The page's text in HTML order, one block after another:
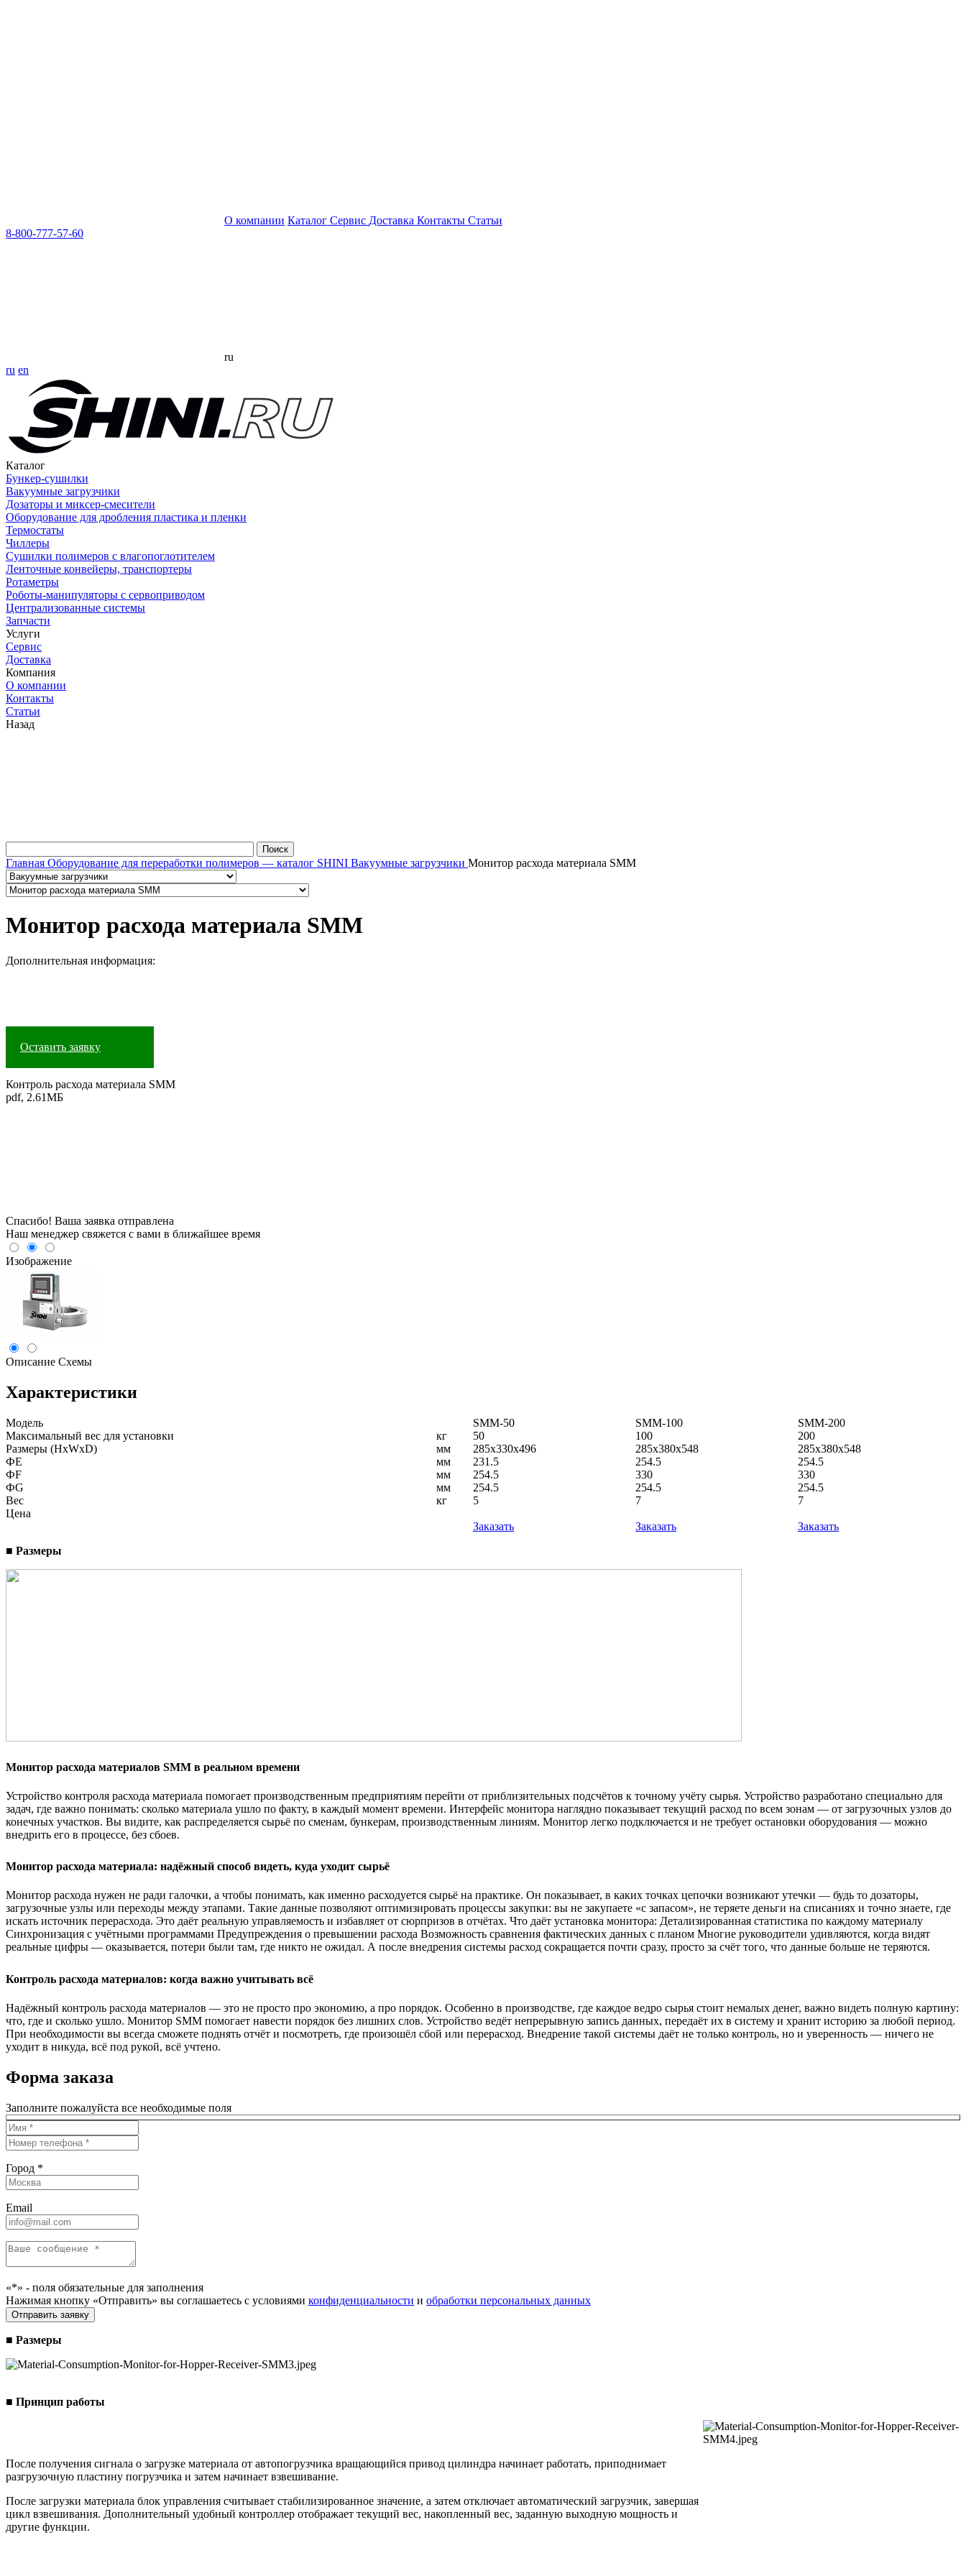
О компании Каталог Сервис Доставка Контакты Статьи
8-800-777-57-60
ru
ru en
Каталог
Бункер-сушилки
Вакуумные загрузчики
Дозаторы и миксер-смесители
Оборудование для дробления пластика и пленки
Термостаты
Чиллеры
Сушилки полимеров с влагопоглотителем
Ленточные конвейеры, транспортеры
Ротаметры
Роботы-манипуляторы с сервоприводом
Централизованные системы
Запчасти
Услуги
Сервис
Доставка
Компания
О компании
Контакты
Статьи
Назад
Главная Оборудование для переработки полимеров — каталог SHINI Вакуумные загрузчики Монитор расхода материала SMM
Монитор расхода материала SMM
Дополнительная информация:
Оставить заявку
Контроль расхода материала SMM
pdf, 2.61МБ
Спасибо! Ваша заявка отправлена
Наш менеджер свяжется с вами в ближайшее время
Изображение
Описание Схемы
Характеристики
Модель SMM-50 SMM-100
SMM-200
Максимальный вес для установки
кг 50 100
200
Размеры (HxWxD)
мм 285x330x496 285x380x548
285x380x548
ФE
мм 231.5 254.5
254.5
ФF
мм 254.5 330
330
ФG
мм 254.5 254.5
254.5
Вес
кг 5 7
7
Цена
Заказать
Заказать
Заказать
■ Размеры
Монитор расхода материалов SMM в реальном времени
Устройство контроля расхода материала помогает производственным предприятиям перейти от приблизительных подсчётов к точному учёту сырья. Устройство разработано специально для
задач, где важно понимать: сколько материала ушло по факту, в каждый момент времени. Интерфейс монитора наглядно показывает текущий расход по всем зонам — от загрузочных узлов до
конечных участков. Вы видите, как распределяется сырьё по сменам, бункерам, производственным линиям. Монитор легко подключается и не требует остановки оборудования — можно
внедрить его в процессе, без сбоев.
Монитор расхода материала: надёжный способ видеть, куда уходит сырьё
Монитор расхода нужен не ради галочки, а чтобы понимать, как именно расходуется сырьё на практике. Он показывает, в каких точках цепочки возникают утечки — будь то дозаторы,
загрузочные узлы или переходы между этапами. Такие данные позволяют оптимизировать процессы закупки: вы не закупаете «с запасом», не теряете деньги на списаниях и точно знаете, где
искать источник перерасхода. Это даёт реальную управляемость и избавляет от сюрпризов в отчётах. Что даёт установка монитора: Детализированная статистика по каждому материалу
Синхронизация с учётными программами Предупреждения о превышении расхода Возможность сравнения фактических данных с планом Многие руководители удивляются, когда видят
реальные цифры — оказывается, потери были там, где никто не ожидал. А после внедрения системы расход сокращается почти сразу, просто за счёт того, что данные больше не теряются.
Контроль расхода материалов: когда важно учитывать всё
Надёжный контроль расхода материалов — это не просто про экономию, а про порядок. Особенно в производстве, где каждое ведро сырья стоит немалых денег, важно видеть полную картину:
что, где и сколько ушло. Монитор SMM помогает навести порядок без лишних слов. Устройство ведёт непрерывную запись данных, передаёт их в систему и хранит историю за любой период.
При необходимости вы всегда сможете поднять отчёт и посмотреть, где произошёл сбой или перерасход. Внедрение такой системы даёт не только контроль, но и уверенность — ничего не
уходит в никуда, всё под рукой, всё учтено.
Форма заказа
Заполните пожалуйста все необходимые поля
Город *
Email
«*» - поля обязательные для заполнения
Нажимая кнопку «Отправить» вы соглашаетесь с условиями конфиденциальности и обработки персональных данных
■ Размеры
■ Принцип работы
После получения сигнала о загрузке материала от автопогрузчика вращающийся привод цилиндра начинает работать, приподнимает
разгрузочную пластину погрузчика и затем начинает взвешивание.
После загрузки материала блок управления считывает стабилизированное значение, а затем отключает автоматический загрузчик, завершая
цикл взвешивания. Дополнительный удобный контроллер отображает текущий вес, накопленный вес, заданную выходную мощность и
другие функции.